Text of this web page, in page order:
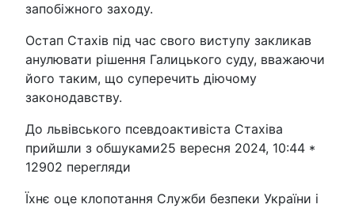
запобіжного заходу.
Остап Стахів під час свого виступу закликав
анулювати рішення Галицького суду, вважаючи
його таким, що суперечить діючому
законодавству.
До львівського псевдоактивіста Стахіва
прийшли з обшуками25 вересня 2024, 10:44 *
12902 перегляди
Їхнє оце клопотання Служби безпеки України і